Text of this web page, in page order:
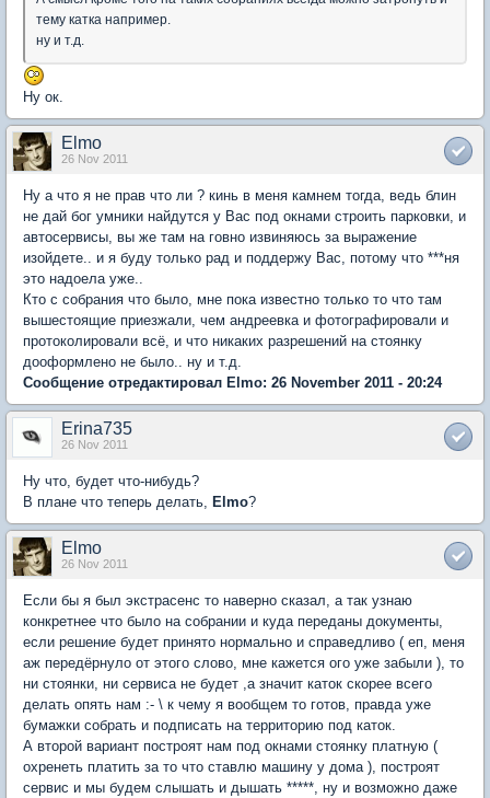
тему катка например.
ну и т.д.
Ну ок.
Elmo
26 Nov 2011
Ну а что я не прав что ли ? кинь в меня камнем тогда, ведь блин
не дай бог умники найдутся у Вас под окнами строить парковки, и
автосервисы, вы же там на говно извиняюсь за выражение
изойдете.. и я буду только рад и поддержу Вас, потому что ***ня
это надоела уже..
Кто с собрания что было, мне пока известно только то что там
вышестоящие приезжали, чем андреевка и фотографировали и
протоколировали всё, и что никаких разрешений на стоянку
дооформлено не было.. ну и т.д.
Сообщение отредактировал Elmo: 26 November 2011 - 20:24
Erina735
26 Nov 2011
Ну что, будет что-нибудь?
В плане что теперь делать, Elmo?
Elmo
26 Nov 2011
Если бы я был экстрасенс то наверно сказал, а так узнаю
конкретнее что было на собрании и куда переданы документы,
если решение будет принято нормально и справедливо ( еп, меня
аж передёрнуло от этого слово, мне кажется ого уже забыли ), то
ни стоянки, ни сервиса не будет ,а значит каток скорее всего
делать опять нам :- \ к чему я вообщем то готов, правда уже
бумажки собрать и подписать на территорию под каток.
А второй вариант построят нам под окнами стоянку платную (
охренеть платить за то что ставлю машину у дома ), построят
сервис и мы будем слышать и дышать *****, ну и возможно даже